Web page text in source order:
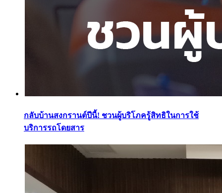
กลับบ้านสงกรานต์ปีนี้! ชวนผู้บริโภครู้สิทธิในการใช้
บริการรถโดยสาร